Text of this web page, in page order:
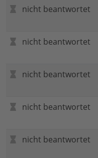
nicht beantwortet
nicht beantwortet
nicht beantwortet
nicht beantwortet
nicht beantwortet